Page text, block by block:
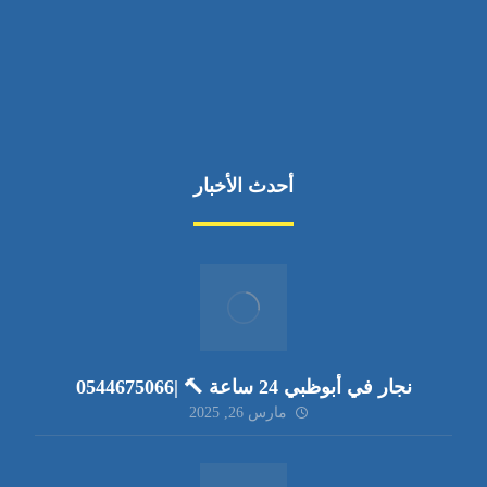
أحدث الأخبار
نجار في أبوظبي 24 ساعة 🔨 |0544675066
مارس 26, 2025